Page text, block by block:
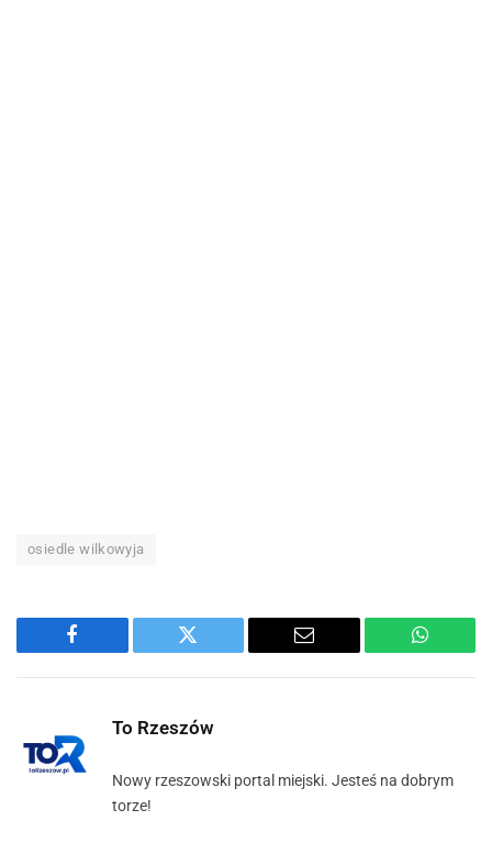
osiedle wilkowyja
Facebook Twitter Email
To Rzeszów
Nowy rzeszowski portal miejski. Jesteś na dobrym
torze!